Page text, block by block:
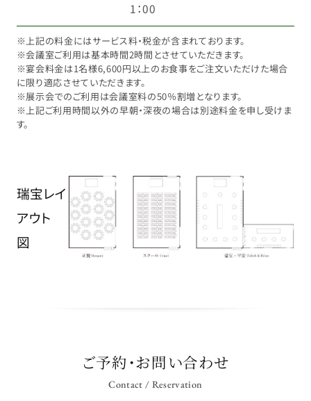
1：00
※上記の料金にはサービス料・税金が含まれております。
※会議室ご利用は基本時間2時間とさせていただきます。
※宴会料金は1名様6,600円以上のお食事をご注文いただけた場合
に限り適応させていただきます。
※展示会でのご利用は会議室料の50％割増となります。
※上記ご利用時間以外の早朝・深夜の場合は別途料金を申し受けま
す。
瑞宝レイ
アウト
図
ご予約・お問い合わせ
Contact / Reservation